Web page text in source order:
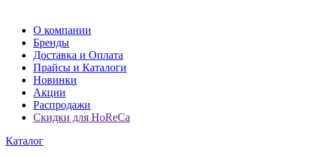
О компании
Бренды
Доставка и Оплата
Прайсы и Каталоги
Новинки
Акции
Распродажи
Скидки для HoReCa
Каталог